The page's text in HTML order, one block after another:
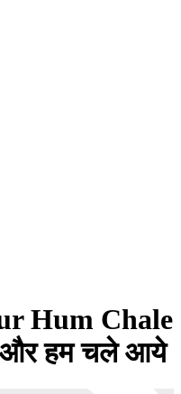
Hum Chale
और हम चले आये